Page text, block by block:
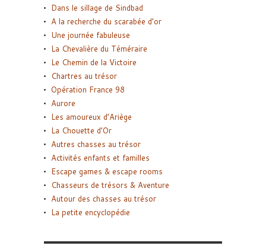
Dans le sillage de Sindbad
A la recherche du scarabée d’or
Une journée fabuleuse
La Chevalière du Téméraire
Le Chemin de la Victoire
Chartres au trésor
Opération France 98
Aurore
Les amoureux d’Ariège
La Chouette d’Or
Autres chasses au trésor
Activités enfants et familles
Escape games & escape rooms
Chasseurs de trésors & Aventure
Autour des chasses au trésor
La petite encyclopédie